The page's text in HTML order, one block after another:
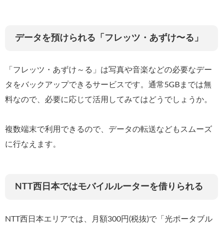
データを預けられる「フレッツ・あずけ〜る」
「フレッツ・あずけ～る」は写真や音楽などの必要なデー
タをバックアップできるサービスです。通常5GBまでは無
料なので、必要に応じて活用してみてはどうでしょうか。
複数端末で利用できるので、データの転送などもスムーズ
に行なえます。
NTT西日本ではモバイルルーターを借りられる
NTT西日本エリアでは、月額300円(税抜)で「光ポータブル